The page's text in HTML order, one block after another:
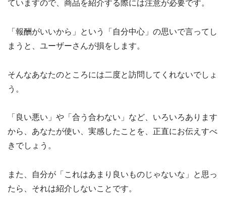
ていますので、商品を紹介する際には注意が必要です。
「報酬がいいから」という「自分中心」の思いで言ってし
まうと、ユーザーさんが損をします。
そんなあなたのところには二度と訪問してくれないでしょ
う。
「良い悪い」や「合う合わない」など、いろいろあります
から、あなたが使い、実感したことを、正直にお伝えすべ
きでしょう。
また、自分が「これはあまり良いものじゃないな」と思っ
たら、それは紹介しないことです。